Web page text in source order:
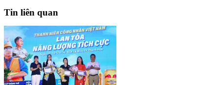
Tin liên quan